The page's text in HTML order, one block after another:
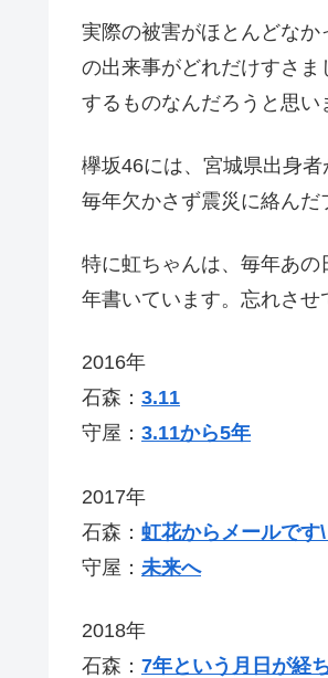
実際の被害がほとんどな
の出来事がどれだけすさ
するものなんだろうと思い
欅坂46には、宮城県出身
毎年欠かさず震災に絡んだ
特に虹ちゃんは、毎年あ
年書いています。忘れさせ
2016年
石森： 3.11
守屋： 3.11から5年
2017年
石森： 虹花からメールです
守屋： 未来へ
2018年
石森： 7年という月日が経ち